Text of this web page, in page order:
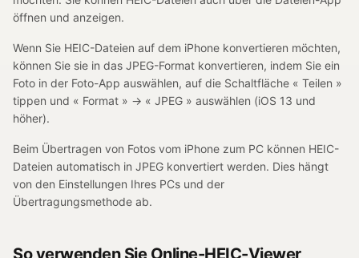
öffnen und anzeigen.
Wenn Sie HEIC-Dateien auf dem iPhone konvertieren möchten,
können Sie sie in das JPEG-Format konvertieren, indem Sie ein
Foto in der Foto-App auswählen, auf die Schaltfläche « Teilen »
tippen und « Format » → « JPEG » auswählen (iOS 13 und
höher).
Beim Übertragen von Fotos vom iPhone zum PC können HEIC-
Dateien automatisch in JPEG konvertiert werden. Dies hängt
von den Einstellungen Ihres PCs und der
Übertragungsmethode ab.
So verwenden Sie Online-HEIC-Viewer